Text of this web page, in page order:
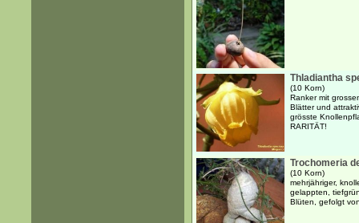
Thladiantha
(10 Korn)
Ranker mit
Blätter und
grösste
RARITÄT!
Trochomeria
(10 Korn)
mehrjähriger,
gelappten,
Blüten, gefolgt